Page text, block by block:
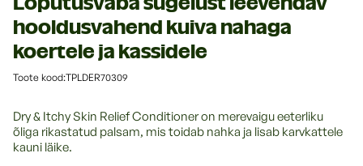
hooldusvahend kuiva nahaga
koertele ja kassidele
:Toote kood:TPLDER70309
Dry & Itchy Skin Relief Conditioner on merevaigu eeterliku
õliga rikastatud palsam, mis toidab nahka ja lisab karvkattele
kauni läike.